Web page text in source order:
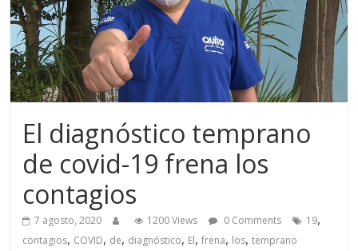
El diagnóstico temprano
de covid-19 frena los
contagios
7 agosto, 2020 1200 Views 0 Comments 19,
contagios, COVID, de, diagnóstico, El,frena, los,temprano